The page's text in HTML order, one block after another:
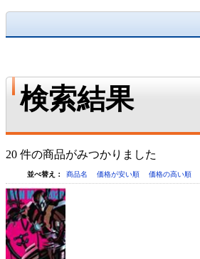
検索結果
20 件の商品がみつかりました
並べ替え： 商品名 価格が安い順 価格の高い順